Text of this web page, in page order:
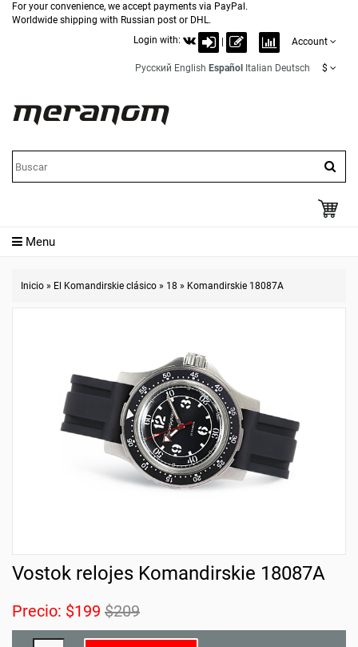
For your convenience, we accept payments via PayPal.
Worldwide shipping with Russian post or DHL.
Login with:
Account
Русский English Español Italian Deutsch $
Menu
Inicio » El Komandirskie clásico » 18 » Komandirskie 18087A
Vostok relojes Komandirskie 18087A
Precio: $199 $209